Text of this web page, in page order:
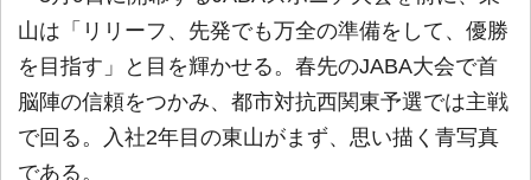
山は「リリーフ、先発でも万全の準備をして、優勝
を目指す」と目を輝かせる。春先のJABA大会で首
脳陣の信頼をつかみ、都市対抗西関東予選では主戦
で回る。入社2年目の東山がまず、思い描く青写真
である。